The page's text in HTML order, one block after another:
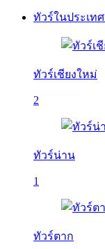
ทัวร์ในประเทศ
ทัวร์เชียงใหม่
2
ทัวร์น่าน
1
ทัวร์ตาก